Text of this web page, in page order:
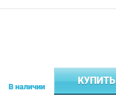
В наличии
КУПИТЬ